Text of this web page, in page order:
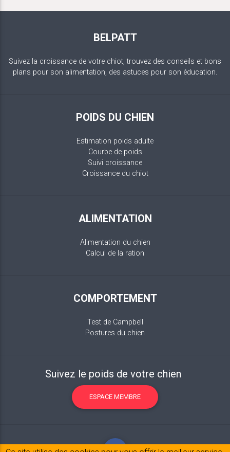
BELPATT
Suivez la croissance de votre chiot, trouvez des conseils et bons
plans pour son alimentation, des astuces pour son éducation.
POIDS DU CHIEN
Estimation poids adulte
Courbe de poids
Suivi croissance
Croissance du chiot
ALIMENTATION
Alimentation du chien
Calcul de la ration
COMPORTEMENT
Test de Campbell
Postures du chien
Suivez le poids de votre chien
ESPACE MEMBRE